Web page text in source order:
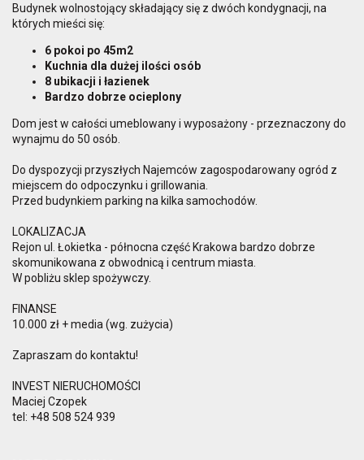
Budynek wolnostojący składający się z dwóch kondygnacji, na
których mieści się:
6 pokoi po 45m2
Kuchnia dla dużej ilości osób
8 ubikacji i łazienek
Bardzo dobrze ocieplony
Dom jest w całości umeblowany i wyposażony - przeznaczony do
wynajmu do 50 osób.
Do dyspozycji przyszłych Najemców zagospodarowany ogród z
miejscem do odpoczynku i grillowania.
Przed budynkiem parking na kilka samochodów.
LOKALIZACJA
Rejon ul. Łokietka - północna część Krakowa bardzo dobrze
skomunikowana z obwodnicą i centrum miasta.
W pobliżu sklep spożywczy.
FINANSE
10.000 zł + media (wg. zużycia)
Zapraszam do kontaktu!
INVEST NIERUCHOMOŚCI
Maciej Czopek
tel: +48 508 524 939